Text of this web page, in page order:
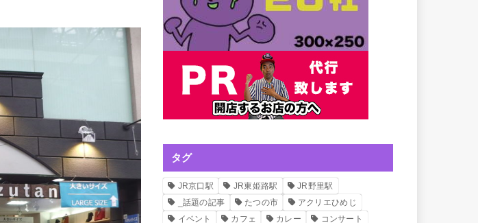
タグ
JR京口駅 JR東姫路駅
JR野里駅
_話題の記事
たつの市
アクリエひめじ
イベント
カフェ カレー コンサート